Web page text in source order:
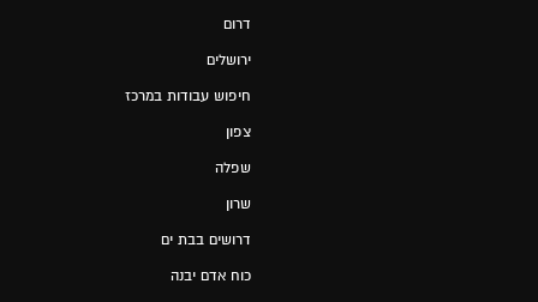
דרום
ירושלים
חיפוש עבודות במרכז
צפון
שפלה
שרון
דרושים בבת ים
כוח אדם יבנה